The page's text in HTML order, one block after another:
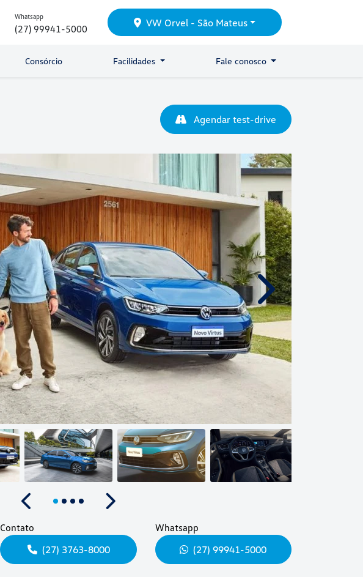
Whatsapp
(27) 99941-5000 VW Orvel - São Mateus
Consórcio Facilidades Fale conosco
Agendar test-drive
Próximo
Anterior
Próximo
Contato
(27) 3763-8000
Whatsapp
(27) 99941-5000